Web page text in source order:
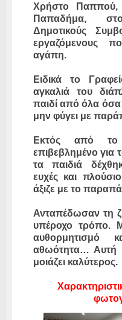
Χρήστο Παππού,
Παπαδήμα,
Δημοτικούς
εργαζόμενους
αγάπη.
Ειδικά το
αγκαλιά του
παιδί από όλα
μην φύγει με
Εκτός από το
επιβεβλημένο για
τα παιδιά
ευχές και
άξιζε με το
Ανταπέδωσαν τη
υπέροχο τρόπο.
αυθορμητισμό
αθωότητα… Αυτή
μοιάζει καλύτερος.